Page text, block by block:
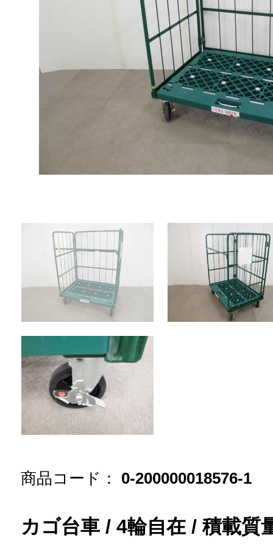
商品コード： 0-200000018576-1
カゴ台車 / 4輪自在 / 積載質